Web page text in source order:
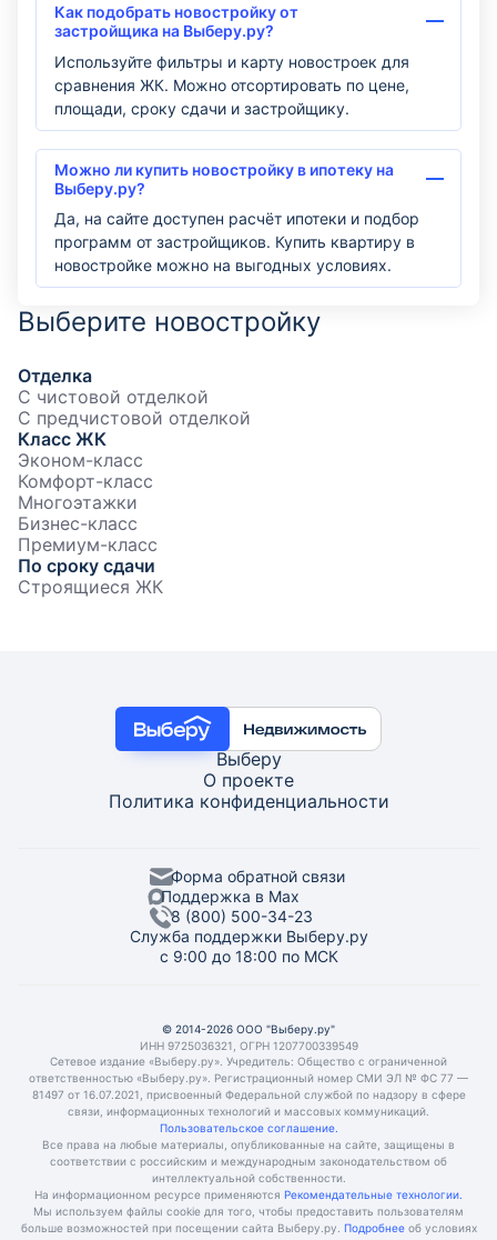
Как подобрать новостройку от
застройщика на Выберу.ру?
Используйте фильтры и карту новостроек для
сравнения ЖК. Можно отсортировать по цене,
площади, сроку сдачи и застройщику.
Можно ли купить новостройку в ипотеку на
Выберу.ру?
Да, на сайте доступен расчёт ипотеки и подбор
программ от застройщиков. Купить квартиру в
новостройке можно на выгодных условиях.
Выберите новостройку
Отделка
С чистовой отделкой
С предчистовой отделкой
Класс ЖК
Эконом-класс
Комфорт-класс
Многоэтажки
Бизнес-класс
Премиум-класс
По сроку сдачи
Строящиеся ЖК
Выберу
О проекте
Политика конфиденциальности
Форма обратной связи
Поддержка в Max
8 (800) 500-34-23
Служба поддержки Выберу.ру
с 9:00 до 18:00 по МСК
© 2014-2026 ООО "Выберу.ру"
ИНН 9725036321, ОГРН 1207700339549
Сетевое издание «Выберу.ру». Учредитель: Общество с ограниченной
ответственностью «Выберу.ру». Регистрационный номер СМИ ЭЛ № ФС 77 —
81497 от 16.07.2021, присвоенный Федеральной службой по надзору в сфере
связи, информационных технологий и массовых коммуникаций.
Пользовательское соглашение.
Все права на любые материалы, опубликованные на сайте, защищены в
соответствии с российским и международным законодательством об
интеллектуальной собственности.
На информационном ресурсе применяются Рекомендательные технологии.
Мы используем файлы cookie для того, чтобы предоставить пользователям
больше возможностей при посещении сайта Выберу.ру. Подробнее об условиях